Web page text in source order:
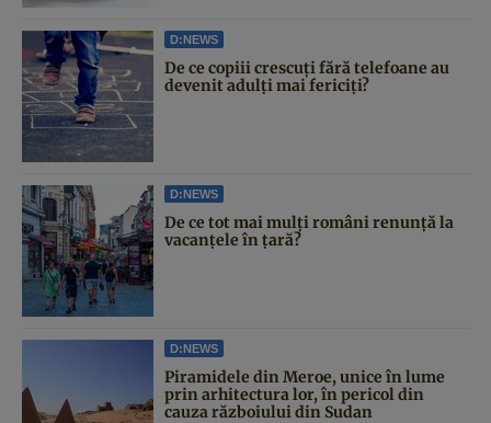
D:NEWS
De ce copiii crescuți fără telefoane au
devenit adulți mai fericiți?
D:NEWS
De ce tot mai mulți români renunță la
vacanțele în țară?
D:NEWS
Piramidele din Meroe, unice în lume
prin arhitectura lor, în pericol din
cauza războiului din Sudan